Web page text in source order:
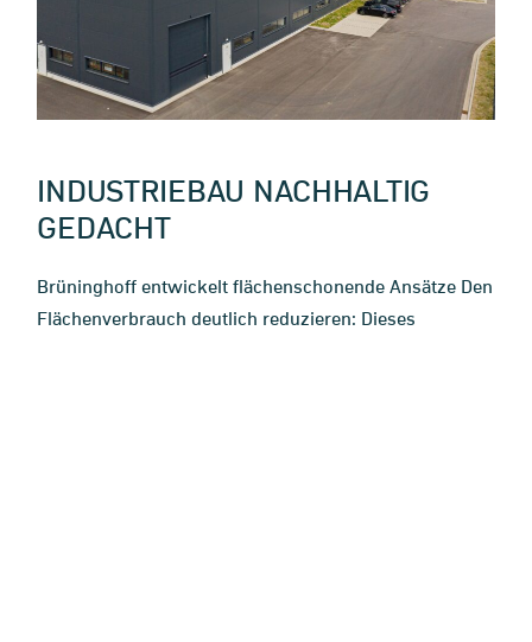
INDUSTRIEBAU NACHHALTIG
GEDACHT
Brüninghoff entwickelt flächenschonende Ansätze Den
Flächenverbrauch deutlich reduzieren: Dieses